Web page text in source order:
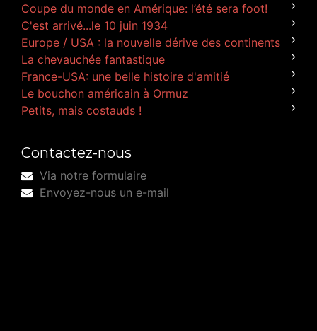
Coupe du monde en Amérique: l’été sera foot!
C'est arrivé...le 10 juin 1934
Europe / USA : la nouvelle dérive des continents
La chevauchée fantastique
France-USA: une belle histoire d'amitié
Le bouchon américain à Ormuz
Petits, mais costauds !
Contactez-nous
Via notre formulaire
Envoyez-nous un e-mail